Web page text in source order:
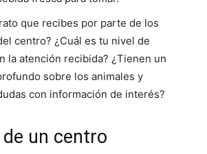
que recibes por parte de los
centro? ¿Cuál es tu nivel de
la atención recibida? ¿Tienen un
sobre los animales y
con información de interés?
un centro